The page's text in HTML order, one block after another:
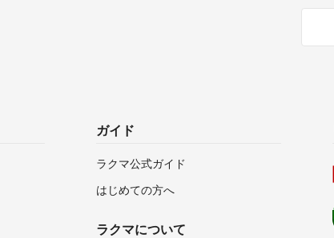
ガイド
ラクマ公式ガイド
はじめての方へ
ラクマについて